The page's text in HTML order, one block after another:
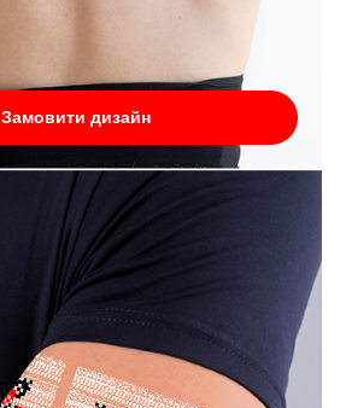
Замовити дизайн